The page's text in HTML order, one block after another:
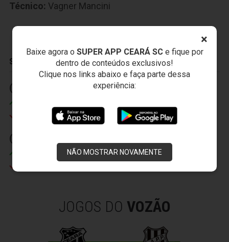
×
Baixe agora o SUPER APP CEARÁ SCe fique por
dentro de conteúdos exclusivos!
Clique nos links abaixo e faça parte dessa
experiência:
NÃO MOSTRAR NOVAMENTE
Técnico: Vagner Mancini
SUBSTITUIÇÕES
(1) 14' (2) (2) 24' (2)
Thiago Humberto
(3) 29' (2)
JOGOS DO VOZÃO